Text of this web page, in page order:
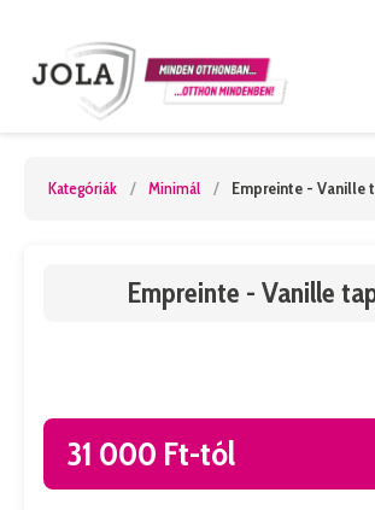
Kategóriák / Minimál / Empreinte - Vanille
Empreinte - Vanille
31 000 Ft-tól